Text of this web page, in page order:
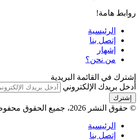
روابط هامة!
الرئيسية
إتصل بنا
إشهار
من نحن؟
إشترك في القائمة البريدية
أدخل بريدك الإلكتروني
© حقوق النشر 2026، جميع الحقوق محفوظة |
الرئيسية
إتصل بنا